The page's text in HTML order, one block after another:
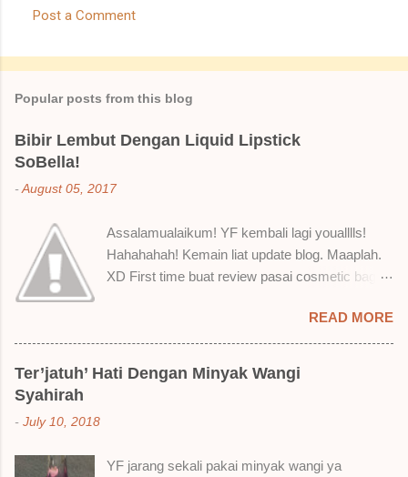
o
m
e
n
t
Post a Comment
Popular posts from this blog
Bibir Lembut Dengan Liquid Lipstick
SoBella!
- August 05, 2017
Assalamualaikum! YF kembali lagi youalllls!
Hahahahah! Kemain liat update blog. Maaplah.
XD First time buat review pasai cosmetic bagai
Nak jadikan cerita, a ku baru je beli liquid lipstick
brand SoBella ni. Siap beli 3 kau! Adeh! Dari
atas, Cornflakes Madu, Strawberry Semprit &
Rose Makmur Setelah dicuba dengan pelbagai
suka tu boleh adjust. Don't worry! Aku start
READ MORE
Ter’jatuh’ Hati Dengan Minyak Wangi
Syahirah
- July 10, 2018
YF jarang sekali pakai minyak wangi ya